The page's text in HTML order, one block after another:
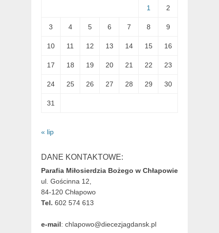
1 2
3 4 5 6 7 8 9
10 11 12 13 14 15 16
17 18 19 20 21 22 23
24 25 26 27 28 29 30
31
« lip
DANE KONTAKTOWE:
Parafia Miłosierdzia Bożego w Chłapowie
ul. Gościnna 12,
84-120 Chłapowo
Tel. 602 574 613
e-mail: chlapowo@diecezjagdansk.pl